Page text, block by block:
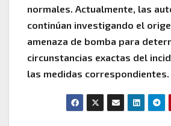
normales. Actualmente, las
continúan investigando el
amenaza de bomba para
circunstancias exactas del
las medidas correspondientes.